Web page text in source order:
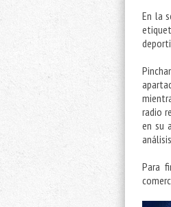
En la
radio
en su
Para